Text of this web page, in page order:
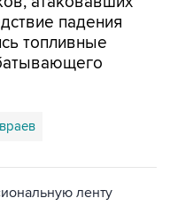
падения
топливные
ленту